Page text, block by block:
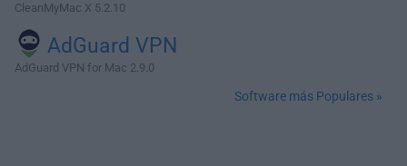
CleanMyMac X 5.2.10
AdGuard VPN
AdGuard VPN for Mac 2.9.0
Software más Populares »